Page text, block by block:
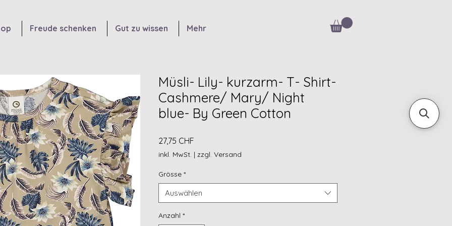
Freude schenken Gut zu wissen Mehr
Müsli- Lily- kurzarm- T- Shirt-
Cashmere/ Mary/ Night
blue- By Green Cotton
27,75 CHF
inkl. MwSt. | zzgl. Versand
Grösse *
Auswählen
Anzahl *